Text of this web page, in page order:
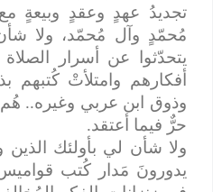
تجديدُ عهدٍ وعقدٍ وبيعةٍ
مُحمّدٍ وآل مُحمّد، ولا
يتحدّثوا عن أسرار
أفكارهم وامتلأتْ كُتبهم
وذوق ابن عربي وغيره.. هُم
حرٌّ فيما أعتقد.
ولا شأن لي بأولئك الذين
يدورونَ مَدار كُتب